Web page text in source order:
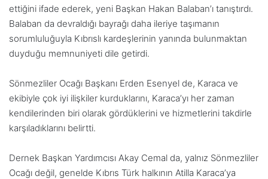
ettiğini ifade ederek, yeni Başkan Hakan Balaban’ı tanıştırdı.
Balaban da devraldığı bayrağı daha ileriye taşımanın
sorumluluğuyla Kıbrıslı kardeşlerinin yanında bulunmaktan
duyduğu memnuniyeti dile getirdi.
Sönmezliler Ocağı Başkanı Erden Esenyel de, Karaca ve
ekibiyle çok iyi ilişkiler kurduklarını, Karaca’yı her zaman
kendilerinden biri olarak gördüklerini ve hizmetlerini takdirle
karşıladıklarını belirtti.
Dernek Başkan Yardımcısı Akay Cemal da, yalnız Sönmezliler
Ocağı değil, genelde Kıbrıs Türk halkının Atilla Karaca’ya